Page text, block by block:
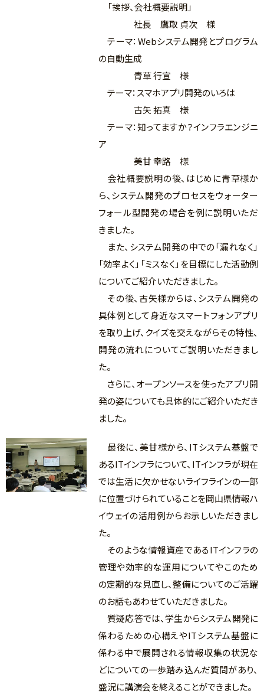
「挨拶、会社概要説明」
社長 鷹取 貞次 様
テーマ：Webシステム開発とプログラム
の自動生成
青草 行宣 様
テーマ：スマホアプリ開発のいろは
古矢 拓真 様
テーマ：知ってますか？インフラエンジニ
ア
美甘 幸路 様
会社概要説明の後、はじめに青草様か
ら、システム開発のプロセスをウォーター
フォール型開発の場合を例に説明いただ
きました。
また、システム開発の中での「漏れなく」
「効率よく」「ミスなく」を目標にした活動例
についてご紹介いただきました。
その後、古矢様からは、システム開発の
具体例として身近なスマートフォンアプリ
を取り上げ、クイズを交えながらその特性、
開発の流れについてご説明いただきまし
た。
さらに、オープンソースを使ったアプリ開
発の姿についても具体的にご紹介いただき
ました。
最後に、美甘様から、ITシステム基盤で
あるITインフラについて、ITインフラが現在
では生活に欠かせないライフラインの一部
に位置づけられていることを岡山県情報ハ
イウェイの活用例からお示しいただきまし
た。
そのような情報資産であるITインフラの
管理や効率的な運用についてやこのため
の定期的な見直し、整備についてのご活躍
のお話もあわせていただきました。
質疑応答では、学生からシステム開発に
係わるための心構えやITシステム基盤に
係わる中で展開される情報収集の状況な
どについての一歩踏み込んだ質問があり、
盛況に講演会を終えることができました。